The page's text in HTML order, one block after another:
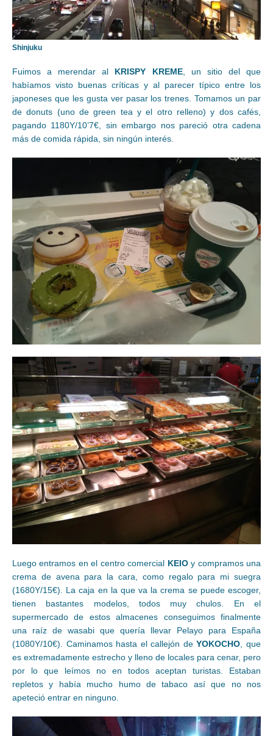
Shinjuku
Fuimos a merendar al KRISPY KREME, un sitio del que
habíamos visto buenas críticas y al parecer típico entre los
japoneses que les gusta ver pasar los trenes. Tomamos un par
de donuts (uno de green tea y el otro relleno) y dos cafés,
pagando 1180Y/10’7€, sin embargo nos pareció otra cadena
más de comida rápida, sin ningún interés.
Luego entramos en el centro comercial KEIOy compramos una
crema de avena para la cara, como regalo para mi suegra
(1680Y/15€). La caja en la que va la crema se puede escoger,
tienen bastantes modelos, todos muy chulos. En el
supermercado de estos almacenes conseguimos finalmente
una raíz de wasabi que quería llevar Pelayo para España
(1080Y/10€). Caminamos hasta el callejón deYOKOCHO , que
es extremadamente estrecho y lleno de locales para cenar, pero
por lo que leímos no en todos aceptan turistas. Estaban
repletos y había mucho humo de tabaco así que no nos
apeteció entrar en ninguno.